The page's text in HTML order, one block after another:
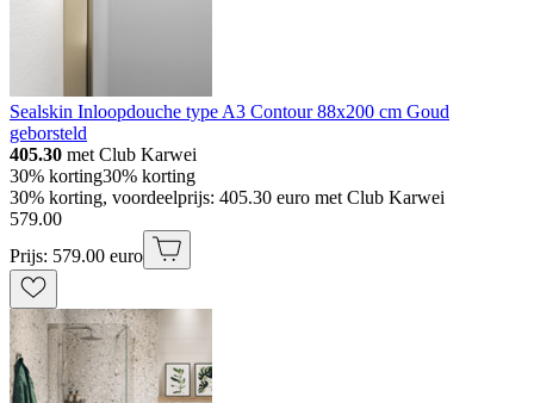
Sealskin Inloopdouche type A3 Contour 88x200 cm Goud
geborsteld
405.30 met Club Karwei
30% korting30% korting
30% korting, voordeelprijs: 405.30 euro met Club Karwei
579.00
Prijs: 579.00 euro